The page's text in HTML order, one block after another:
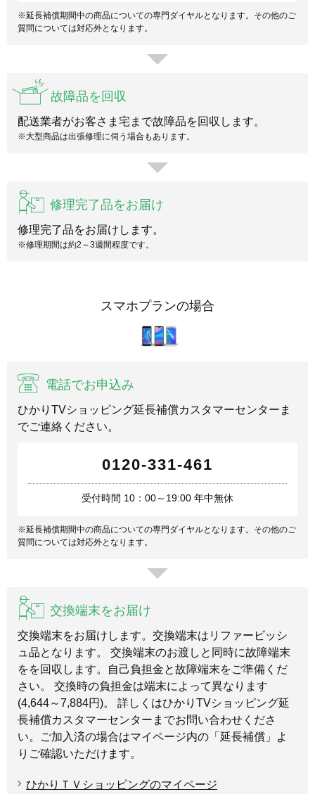
※延長補償期間中の商品についての専門ダイヤルとなります。その他のご
質問については対応外となります。
故障品を回収
配送業者がお客さま宅まで故障品を回収します。
※大型商品は出張修理に伺う場合もあります。
修理完了品をお届け
修理完了品をお届けします。
※修理期間は約2～3週間程度です。
スマホプランの場合
電話でお申込み
ひかりTVショッピング延長補償カスタマーセンターま
でご連絡ください。
0120-331-461
受付時間 10：00～19:00 年中無休
※延長補償期間中の商品についての専門ダイヤルとなります。その他のご
質問については対応外となります。
交換端末をお届け
交換端末をお届けします。交換端末はリファービッシ
ュ品となります。 交換端末のお渡しと同時に故障端末
をを回収します。自己負担金と故障端末をご準備くだ
さい。 交換時の負担金は端末によって異なります
(4,644～7,884円)。 詳しくはひかりTVショッピング延
長補償カスタマーセンターまでお問い合わせくださ
い。ご加入済の場合はマイページ内の「延長補償」よ
りご確認いただけます。
ひかりＴＶショッピングのマイページ